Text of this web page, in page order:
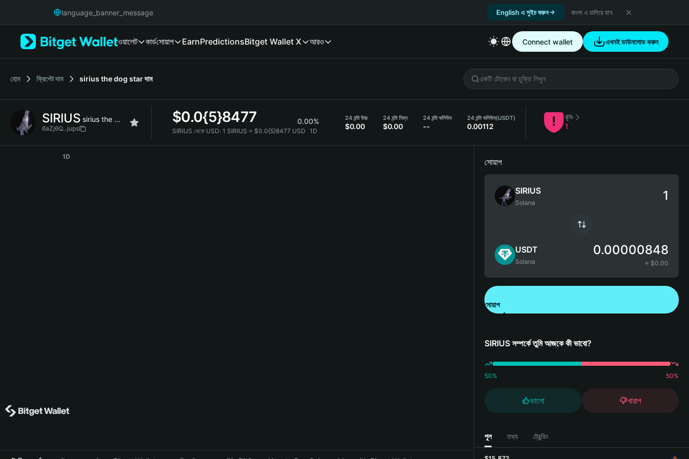
Русский
Italiano
简体中文
繁體中文
Bahasa Indonesia
language_banner_message English এ সুইচ করুন বাংলা এ চালিয়ে যান
ওয়ালেট কার্ডসোয়াপ EarnPredictionsBitget Wallet X আরও Connect wallet এখনই ডাউনলোড করুন
হোম ক্রিপ্টো দাম sirius the dog starদাম
SIRIUS sirius the dog star
6aZj6Q...jups
$0.0{5}8477 0.00%
SIRIUS থেকে USD: 1 SIRIUS = $0.0{5}8477 USD 1D
24 ঘন্টা উচ্চ
$0.00
24 ঘন্টা নিম্ন
$0.00
24 ঘন্টা ভলিউম
--
24 ঘন্টা ভলিউম(USDT)
0.00112
ঝুঁকি
1
1D
সোয়াপ
SIRIUS
Solana
USDT
Solana
0.00000848
≈ $0.00
সোয়াপ
SIRIUS সম্পর্কে তুমি আজকে কী ভাবো?
50% 50%
ভালো খারাপ
পুল তথ্য ট্রেন্ডিং